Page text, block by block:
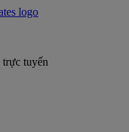
tuyến